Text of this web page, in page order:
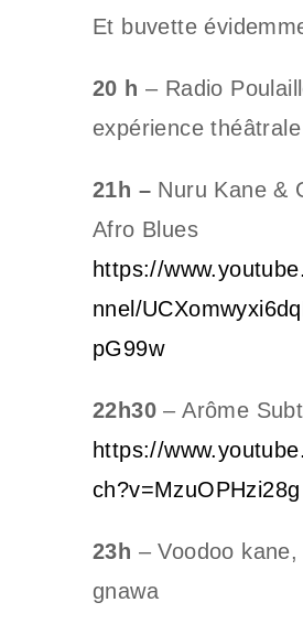
Et buvette
20 h – Radio
expérience théâtrale
21h – Nuru Kane &
Afro Blues
https://
nnel/
pG99w
22h30– Arôme
https://
ch?v=MzuOPHzi28g
23h – Voodoo
gnawa